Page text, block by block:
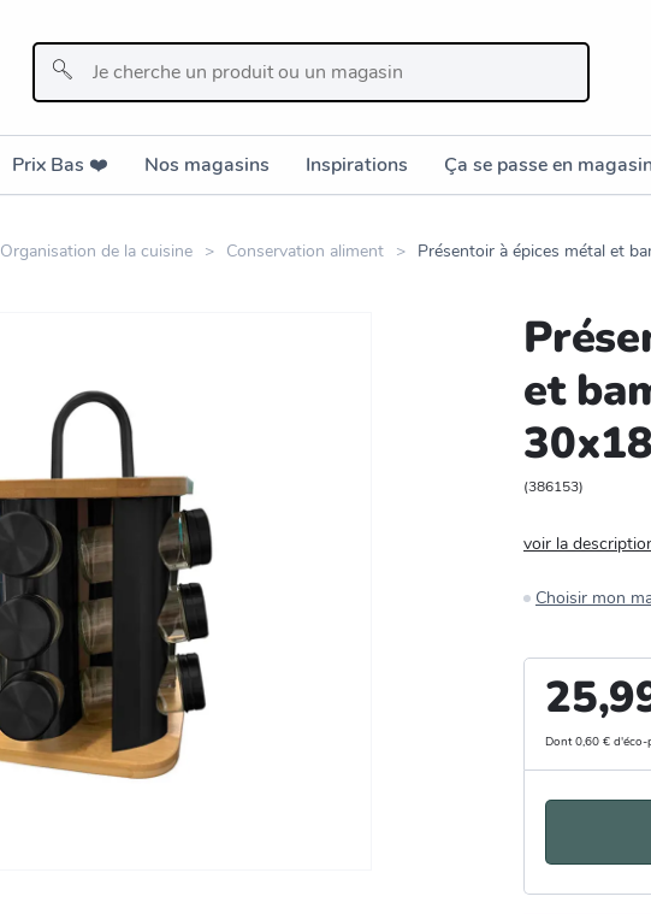
Prix Bas ❤️️ Nos magasins Inspirations Ça se passe en magasin
Organisation de la cuisine Conservation aliment Présentoir à épices métal et
et
(386153)
voir la
Choisir mon
Dont 0,60 € d'éco-